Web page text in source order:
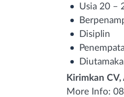
Usia 20 –
Disiplin
Kirimkan
More Info: